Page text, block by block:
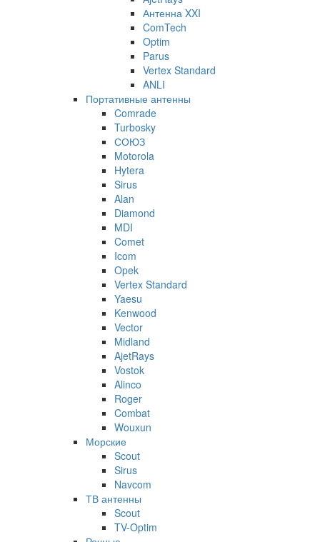
Антенна XXI
ComTech
Optim
Parus
Vertex Standard
ANLI
Портативные антенны
Comrade
Turbosky
СОЮЗ
Motorola
Hytera
Sirus
Alan
Diamond
MDI
Comet
Icom
Opek
Vertex Standard
Yaesu
Kenwood
Vector
Midland
AjetRays
Vostok
Alinco
Roger
Combat
Wouxun
Морские
Scout
Sirus
Navcom
ТВ антенны
Scout
TV-Optim